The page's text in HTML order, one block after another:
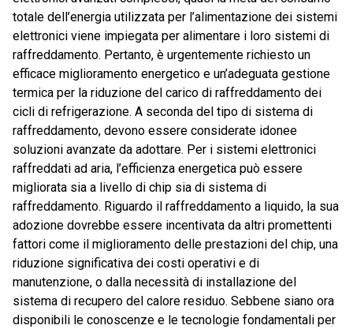
totale dell’energia utilizzata per l’alimentazione dei sistemi
elettronici viene impiegata per alimentare i loro sistemi di
raffreddamento. Pertanto, è urgentemente richiesto un
efficace miglioramento energetico e un’adeguata gestione
termica per la riduzione del carico di raffreddamento dei
cicli di refrigerazione. A seconda del tipo di sistema di
raffreddamento, devono essere considerate idonee
soluzioni avanzate da adottare. Per i sistemi elettronici
raffreddati ad aria, l’efficienza energetica può essere
migliorata sia a livello di chip sia di sistema di
raffreddamento. Riguardo il raffreddamento a liquido, la sua
adozione dovrebbe essere incentivata da altri promettenti
fattori come il miglioramento delle prestazioni del chip, una
riduzione significativa dei costi operativi e di
manutenzione, o dalla necessità di installazione del
sistema di recupero del calore residuo. Sebbene siano ora
disponibili le conoscenze e le tecnologie fondamentali per